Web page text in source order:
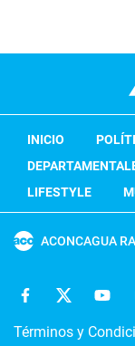
INICIO
LIFESTYLE
ACONCAGUA
Términos y